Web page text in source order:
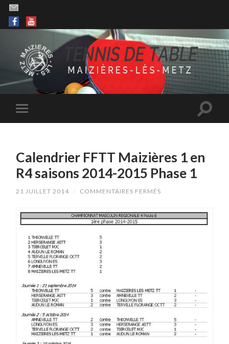
Calendrier FFTT Maizières 1 en
R4 saisons 2014-2015 Phase 1
21 JUILLET 2014 / COMMENTAIRES FERMÉS
MAIZIÈRES
1